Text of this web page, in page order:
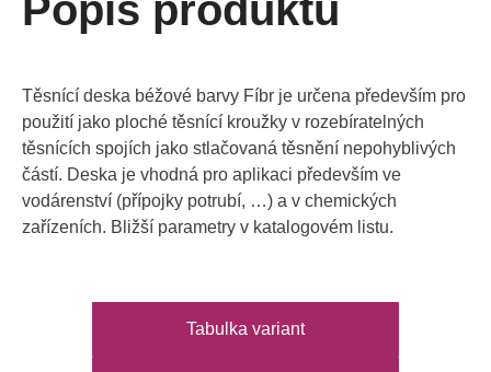
Popis produktu
Těsnící deska béžové barvy Fíbr je určena především pro
použití jako ploché těsnící kroužky v rozebíratelných
těsnících spojích jako stlačovaná těsnění nepohyblivých
částí. Deska je vhodná pro aplikaci především ve
vodárenství (přípojky potrubí, …) a v chemických
zařízeních. Bližší parametry v katalogovém listu.
Tabulka variant